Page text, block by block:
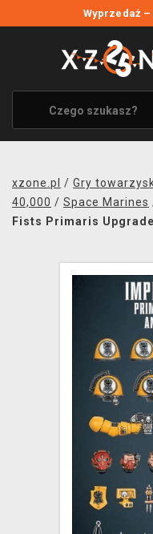
Wyprzedaż
WYPRZEDAŻ
WSZYSTKIE MARKI
XZONE ORIGINALS
UBRANIA I
SOUNDTRACKI
TRANSPORT
XZONE KLUB
xzone.pl / Gry
40,000 / Space Marines
Fists Primaris